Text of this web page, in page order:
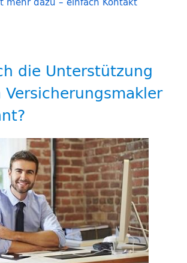
die Unterstützung